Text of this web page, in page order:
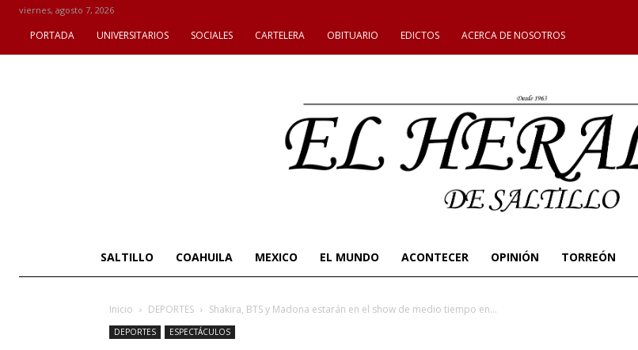
viernes, agosto 7, 2026
PORTADA UNIVERSITARIOS SOCIALES CARTELERA OBITUARIO EDICTOS ACERCA DE NOSOTROS
SALTILLO COAHUILA MEXICO EL MUNDO ACONTECER OPINIÓN TORREÓN
Inicio DEPORTES Shakira, BTS y Madona estarán en el show de medio tiempo en...
DEPORTES ESPECTÁCULOS